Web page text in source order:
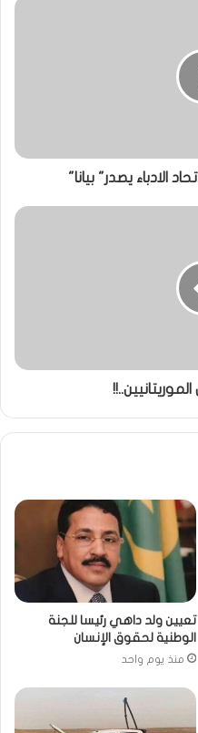
الادباء يصدر" بيانا"
تعيين ولد داهي رئيسا للجنة
الوطنية لحقوق الإنسان
منذ يوم واحد